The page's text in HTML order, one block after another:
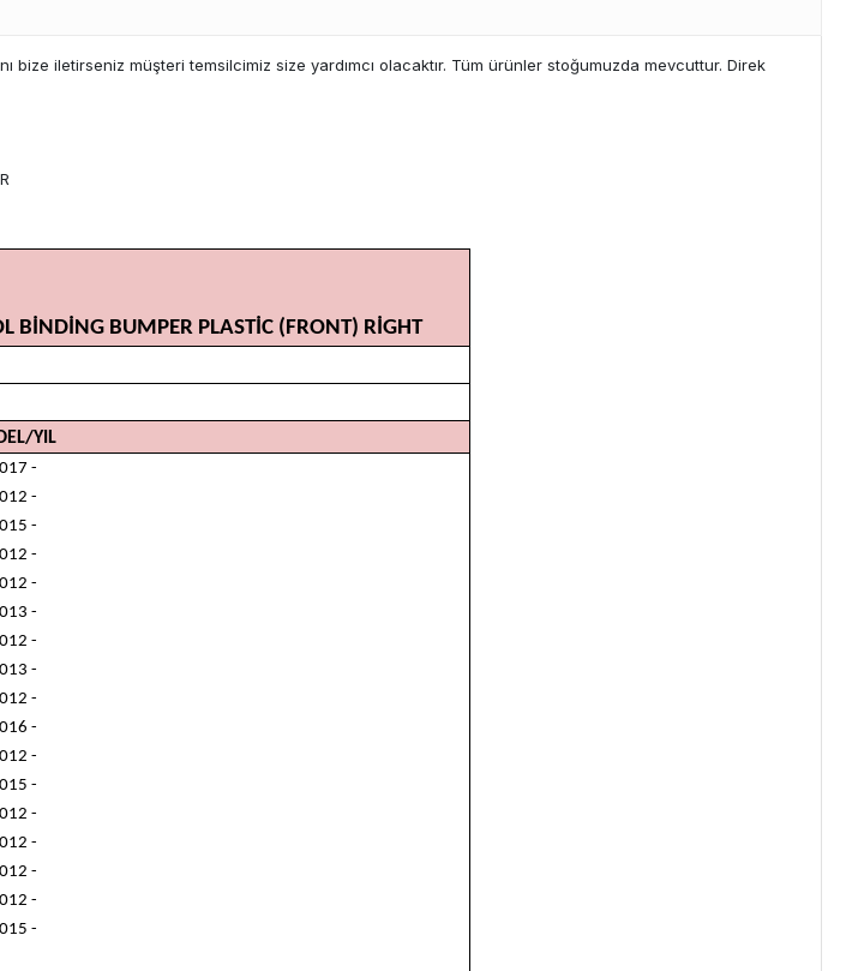
iletirseniz müşteri temsilcimiz size yardımcı olacaktır. Tüm ürünler stoğumuzda mevcuttur. Direk
BİNDİNG BUMPER PLASTİC (FRONT) RİGHT
YIL
-
-
-
-
-
-
-
-
-
-
-
-
-
-
-
-
-